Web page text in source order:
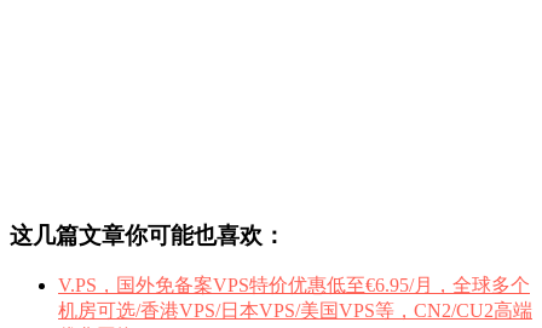
这几篇文章你可能也喜欢：
V.PS，国外免备案VPS特价优惠低至€6.95/月，全球多个
机房可选/香港VPS/日本VPS/美国VPS等，CN2/CU2高端